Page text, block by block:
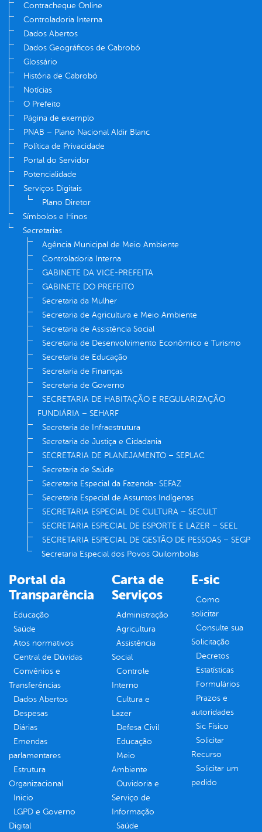
Contracheque Online
Controladoria Interna
Dados Abertos
Dados Geográficos de Cabrobó
Glossário
História de Cabrobó
Notícias
O Prefeito
Página de exemplo
PNAB – Plano Nacional Aldir Blanc
Política de Privacidade
Portal do Servidor
Potencialidade
Serviços Digitais
Plano Diretor
Símbolos e Hinos
Secretarias
Agência Municipal de Meio Ambiente
Controladoria Interna
GABINETE DA VICE-PREFEITA
GABINETE DO PREFEITO
Secretaria da Mulher
Secretaria de Agricultura e Meio Ambiente
Secretaria de Assistência Social
Secretaria de Desenvolvimento Econômico e Turismo
Secretaria de Educação
Secretaria de Finanças
Secretaria de Governo
SECRETARIA DE HABITAÇÃO E REGULARIZAÇÃO
FUNDIÁRIA – SEHARF
Secretaria de Infraestrutura
Secretaria de Justiça e Cidadania
SECRETARIA DE PLANEJAMENTO – SEPLAC
Secretaria de Saúde
Secretaria Especial da Fazenda- SEFAZ
Secretaria Especial de Assuntos Indígenas
SECRETARIA ESPECIAL DE CULTURA – SECULT
SECRETARIA ESPECIAL DE ESPORTE E LAZER – SEEL
SECRETARIA ESPECIAL DE GESTÃO DE PESSOAS – SEGP
Secretaria Especial dos Povos Quilombolas
Portal da
Transparência
Educação
Saúde
Atos normativos
Central de Dúvidas
Convênios e
Transferências
Dados Abertos
Despesas
Diárias
Emendas
parlamentares
Estrutura
Organizacional
Inicio
LGPD e Governo
Digital
Carta de
Serviços
Administração
Agricultura
Assistência
Social
Controle
Interno
Cultura e
Lazer
Defesa Civil
Educação
Meio
Ambiente
Ouvidoria e
Serviço de
Informação
Saúde
E-sic
Como
solicitar
Consulte sua
Solicitação
Decretos
Estatísticas
Formulários
Prazos e
autoridades
Sic Físico
Solicitar
Recurso
Solicitar um
pedido